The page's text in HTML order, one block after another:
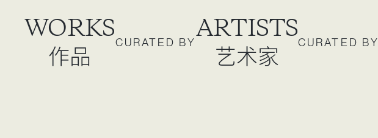
WORKS
作品 CURATED BYARTISTS
艺术家 CURATED BY